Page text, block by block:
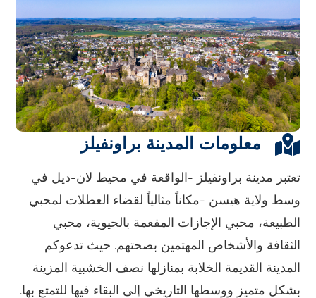
معلومات المدينة براونفيلز
تعتبر مدينة براونفيلز -الواقعة في محيط لان-ديل في
وسط ولاية هيسن -مكاناً مثالياً لقضاء العطلات لمحبي
الطبيعة، محبي الإجازات المفعمة بالحيوية، محبي
الثقافة والأشخاص المهتمين بصحتهم. حيث تدعوكم
المدينة القديمة الخلابة بمنازلها نصف الخشبية المزينة
بشكل متميز ووسطها التاريخي إلى البقاء فيها للتمتع بها.